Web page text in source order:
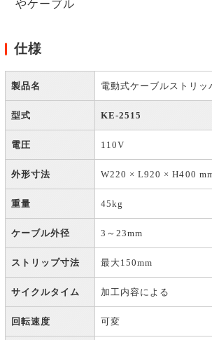
やケーブル
仕様
製品名 電動式ケーブルストリッ
型式 KE-2515
電圧 110V
外形寸法 W220 × L920 × H400
重量 45kg
ケーブル外径 3～23mm
ストリップ寸法 最大150mm
サイクルタイム 加工内容による
回転速度 可変